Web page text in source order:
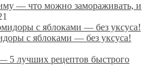
— что можно замораживать, и
с яблоками — без уксуса!